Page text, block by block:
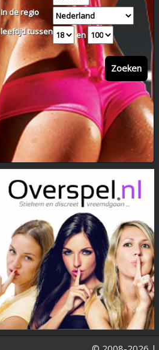
In de regio
leeftijd tussen
en
Zoeken